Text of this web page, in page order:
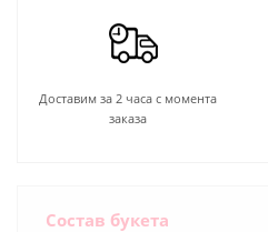
Доставим за 2 часа с момента
заказа
Состав букета